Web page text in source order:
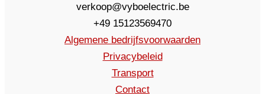
verkoop@vyboelectric.be
+49 15123569470
Algemene bedrijfsvoorwaarden
Privacybeleid
Transport
Contact